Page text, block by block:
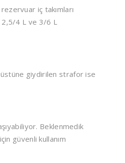
iç takımları
2,5/4 L ve 3/6 L
üstüne giydirilen strafor ise
Beklenmedik
güvenli kullanım